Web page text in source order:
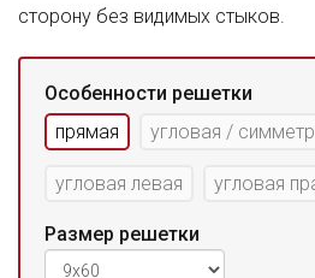
сторону без видимых стыков.
Особенности решетки
прямая
угловая /
угловая левая угловая
Размер решетки